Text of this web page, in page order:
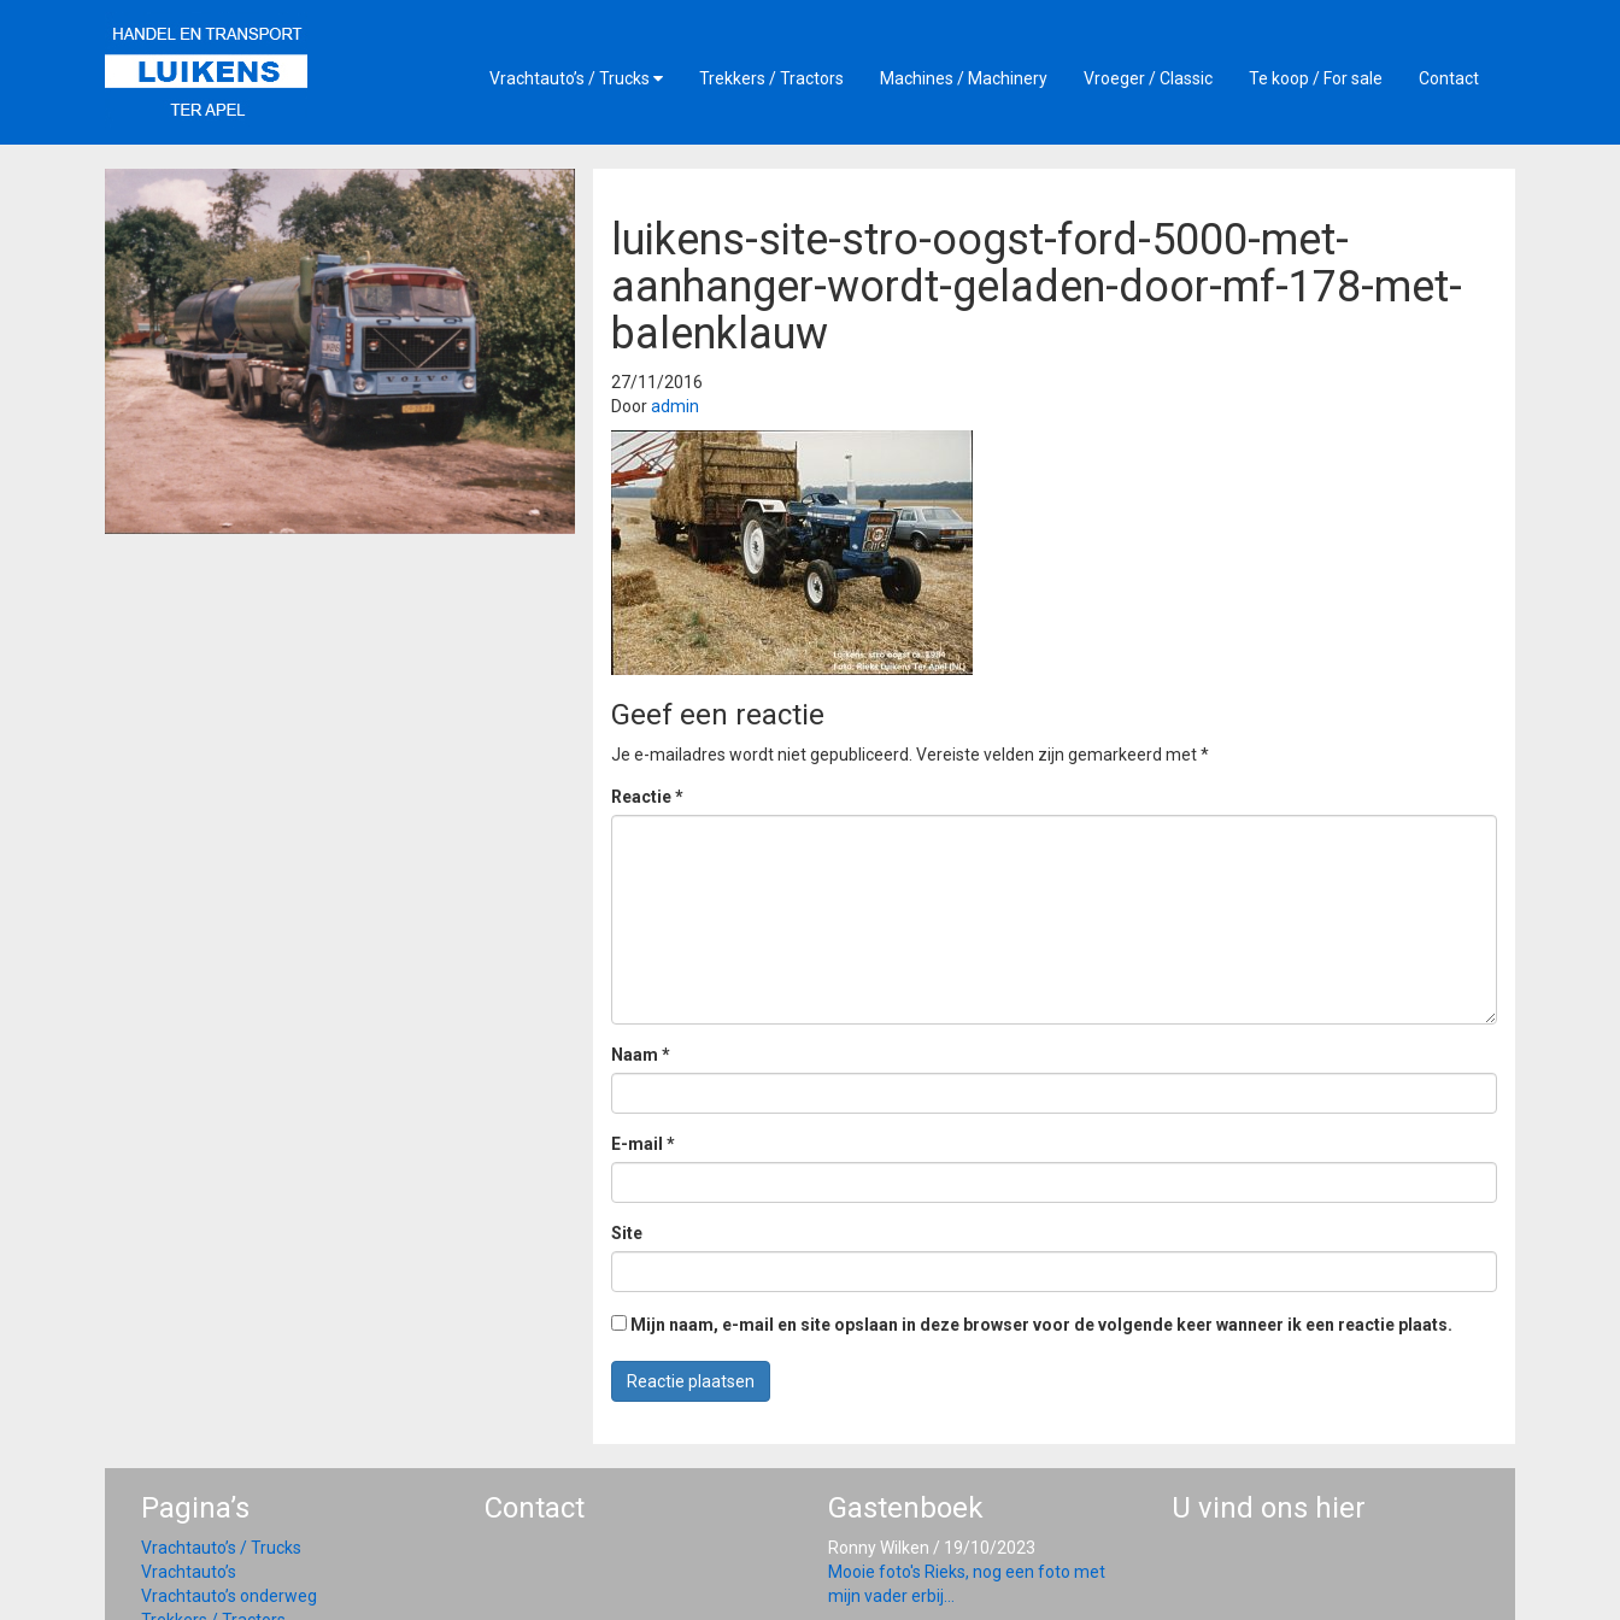
Vrachtauto’s / Trucks Trekkers / Tractors Machines / Machinery Vroeger / Classic Te koop / For sale Contact
luikens-site-stro-oogst-ford-5000-met-
aanhanger-wordt-geladen-door-mf-178-met-
balenklauw
27/11/2016
Dooradmin
Geef een reactie
Je e-mailadres wordt niet gepubliceerd. Vereiste velden zijn gemarkeerd met*
Reactie*
Naam *
E-mail *
Site
Mijn naam, e-mail en site opslaan in deze browser voor de volgende keer wanneer ik een reactie plaats.
Pagina’s
Vrachtauto’s / Trucks
Vrachtauto’s
Vrachtauto’s onderweg
Contact Gastenboek
Ronny Wilken / 19/10/2023
Mooie foto's Rieks, nog een foto met
mijn vader erbij...
U vind ons hier